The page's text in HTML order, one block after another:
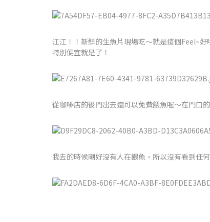
江江！！新鮮的生魚片現場吃～就是這個Feel~
特別便宜就是了！
從咖啡店的後門出去還可以免費餵魚喔～在門
我去的時候剛好沒有人在餵魚，所以沒有看到任